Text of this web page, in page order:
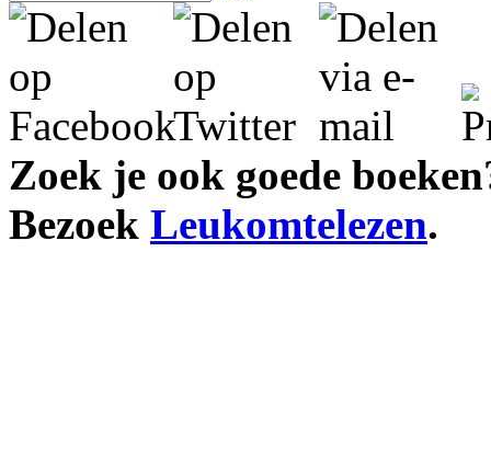
Zoek je ook goede
Bezoek Leukomtelezen.